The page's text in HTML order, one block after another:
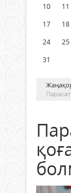
10
11
17
18
24
25
31